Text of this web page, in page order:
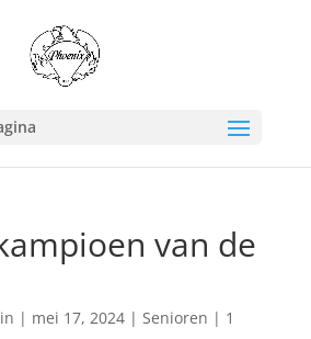
van de
| mei 17, 2024| Senioren | 1